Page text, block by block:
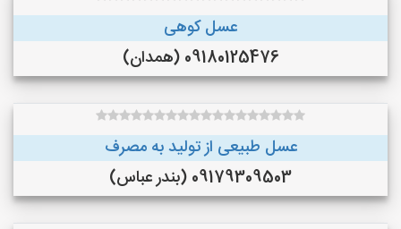
عسل کوهی
09180125476 (همدان)
عسل طبیعی از تولید به مصرف
09179309503 (بندر عباس)